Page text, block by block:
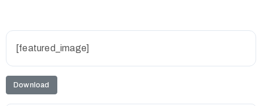
[featured_image]
Download